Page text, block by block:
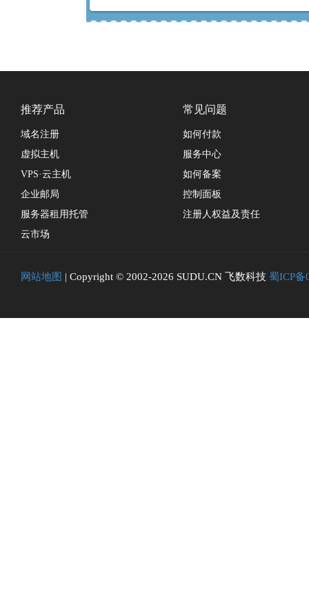
推荐产品
域名注册
虚拟主机
VPS·云主机
企业邮局
服务器租用托管
云市场
常见问题
如何付款
服务中心
如何备案
控制面板
注册人权益及责任
网站地图 | Copyright © 2002-2026 SUDU.CN 飞数科技 蜀ICP备